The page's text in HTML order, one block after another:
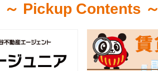
～ Pickup Contents ～